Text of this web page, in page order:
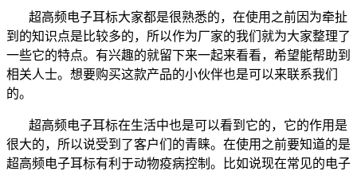
超高频电子耳标大家都是很熟悉的，在使用之前因为牵扯
到的知识点是比较多的，所以作为厂家的我们就为大家整理了
一些它的特点。有兴趣的就留下来一起来看看，希望能帮助到
相关人士。想要购买这款产品的小伙伴也是可以来联系我们
的。
超高频电子耳标在生活中也是可以看到它的，它的作用是
很大的，所以说受到了客户们的青睐。在使用之前要知道的是
超高频电子耳标有利于动物疫病控制。比如说现在常见的电子